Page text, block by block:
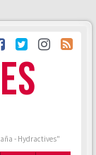
- Hydractives"